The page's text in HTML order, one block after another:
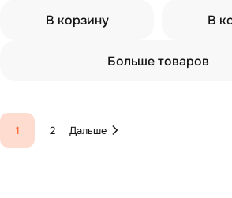
В корзину
В
Больше товаров
1 2 Дальше